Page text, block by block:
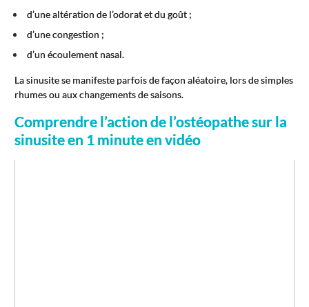
d’une altération de l’odorat et du goût ;
d’une congestion ;
d’un écoulement nasal.
La sinusite se manifeste parfois de façon aléatoire, lors de simples
rhumes ou aux changements de saisons.
Comprendre l’action de l’ostéopathe sur la
sinusite en 1 minute en vidéo